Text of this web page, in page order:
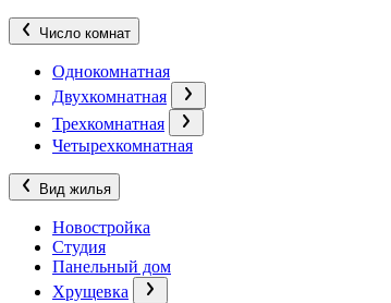
Число комнат
Однокомнатная
Двухкомнатная
Трехкомнатная
Четырехкомнатная
Вид жилья
Новостройка
Студия
Панельный дом
Хрущевка